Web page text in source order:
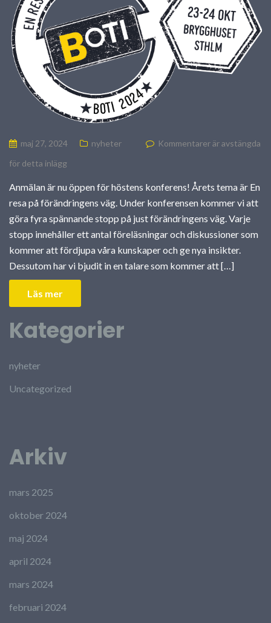
maj 27, 2024 nyheter
Kommentarer är avstängda
för detta inlägg
Anmälan är nu öppen för höstens konferens! Årets tema är En
resa på förändringens väg. Under konferensen kommer vi att
göra fyra spännande stopp på just förändringens väg. Varje
stopp innehåller ett antal föreläsningar och diskussioner som
kommer att fördjupa våra kunskaper och ge nya insikter.
Dessutom har vi bjudit in en talare som kommer att […]
Läs mer
Kategorier
nyheter
Uncategorized
Arkiv
mars 2025
oktober 2024
maj 2024
april 2024
mars 2024
februari 2024